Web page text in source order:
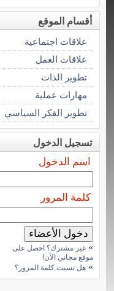
أقسام الموقع
علاقات اجتماعية
علاقات العمل
تطوير الذات
مهارات عملية
تطوير الفكر السياسي
تسجيل الدخول
اسم الدخول
كلمة المرور
» غير مشترك؟ احصل على
موقع مجاني الآن!
» هل نسيت كلمة المرور؟